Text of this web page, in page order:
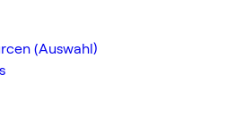
(Auswahl)